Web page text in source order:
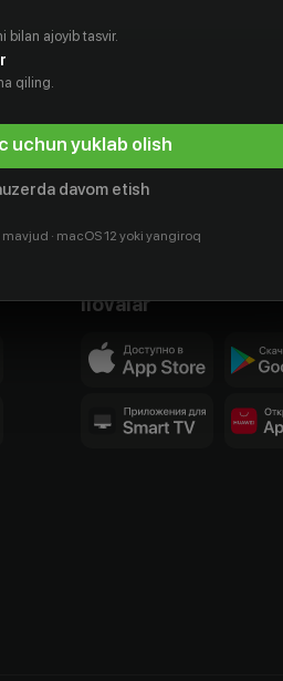
Ilovalar
bilan ajoyib tasvir.
qiling.
uchun yuklab olish
davom etish
· macOS 12 yoki yangiroq